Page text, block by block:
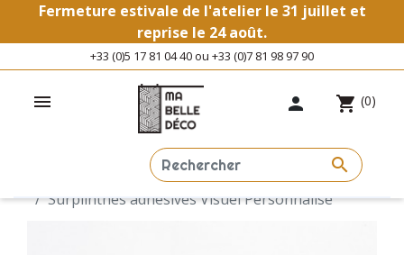
Fermeture estivale de l'atelier le 31 juillet et
reprise le 24 août.
+33 (0)5 17 81 04 40 ou +33 (0)7 81 98 97 90
 shopping_cart (0)


✨ Spécial ✨
Visuels personnalisés 🎨
Surplinthes adhésives Visuel Personnalisé